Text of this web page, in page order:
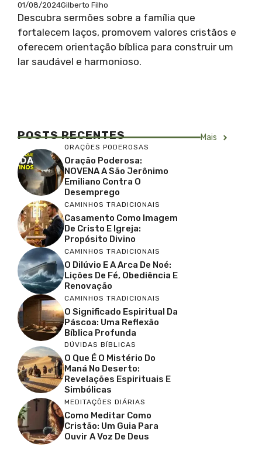
01/08/2024Gilberto Filho
Descubra sermões sobre a família que
fortalecem laços, promovem valores cristãos e
oferecem orientação bíblica para construir um
lar saudável e harmonioso.
POSTS RECENTES Mais
ORAÇÕES PODEROSAS
Oração Poderosa:
NOVENA A São Jerônimo
Emiliano Contra O
Desemprego
CAMINHOS TRADICIONAIS
Casamento Como Imagem
De Cristo E Igreja:
Propósito Divino
CAMINHOS TRADICIONAIS
O Dilúvio E A Arca De Noé:
Lições De Fé, Obediência E
Renovação
CAMINHOS TRADICIONAIS
O Significado Espiritual Da
Páscoa: Uma Reflexão
Bíblica Profunda
DÚVIDAS BÍBLICAS
O Que É O Mistério Do
Maná No Deserto:
Revelações Espirituais E
Simbólicas
MEDITAÇÕES DIÁRIAS
Como Meditar Como
Cristão: Um Guia Para
Ouvir A Voz De Deus